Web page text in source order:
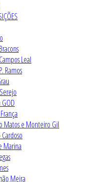
Leal
Ramos
Matos e Monteiro Gil
Cardoso
Marina
Meira